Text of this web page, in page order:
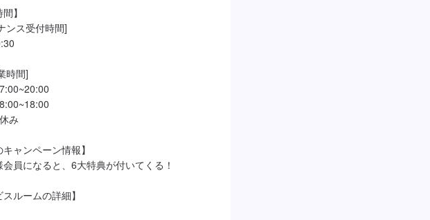
】
ンス受付時間]
時間]
み
キャンペーン情報】
会員になると、6大特典が付いてくる！
スルームの詳細】